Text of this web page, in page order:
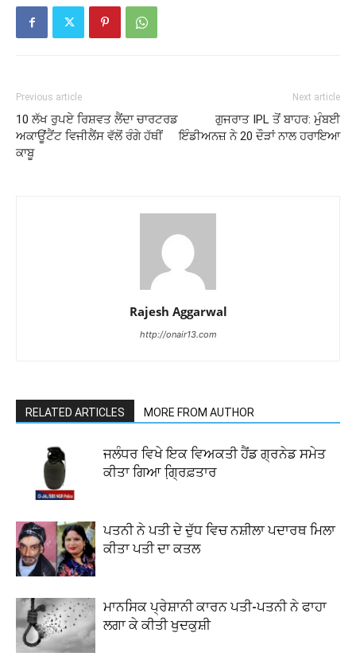
Previous article
10 ਲੱਖ ਰੁਪਏ ਰਿਸ਼ਵਤ ਲੈਂਦਾ ਚਾਰਟਰਡ
ਅਕਾਊਂਟੈਂਟ ਵਿਜੀਲੈਂਸ ਵੱਲੋਂ ਰੰਗੇ ਹੱਥੀਂ
ਕਾਬੂ
Next article
ਗੁਜਰਾਤ IPL ਤੋਂ ਬਾਹਰ: ਮੁੰਬਈ
ਇੰਡੀਅਨਜ਼ ਨੇ 20 ਦੌੜਾਂ ਨਾਲ ਹਰਾਇਆ
Rajesh Aggarwal
http://onair13.com
RELATED ARTICLES MORE FROM AUTHOR
ਜਲੰਧਰ ਵਿਖੇ ਇਕ ਵਿਅਕਤੀ ਹੈਂਡ ਗ੍ਰਨੇਡ ਸਮੇਤ
ਕੀਤਾ ਗਿਆ ਗ੍ਰਿ਼ਫ਼ਤਾਰ
ਪਤਨੀ ਨੇ ਪਤੀ ਦੇ ਦੁੱਧ ਵਿਚ ਨਸ਼ੀਲਾ ਪਦਾਰਥ ਮਿਲਾ
ਕੀਤਾ ਪਤੀ ਦਾ ਕਤਲ
ਮਾਨਸਿਕ ਪ੍ਰੇਸ਼ਾਨੀ ਕਾਰਨ ਪਤੀ-ਪਤਨੀ ਨੇ ਫਾਹਾ
ਲਗਾ ਕੇ ਕੀਤੀ ਖੁਦਕੁਸ਼ੀ